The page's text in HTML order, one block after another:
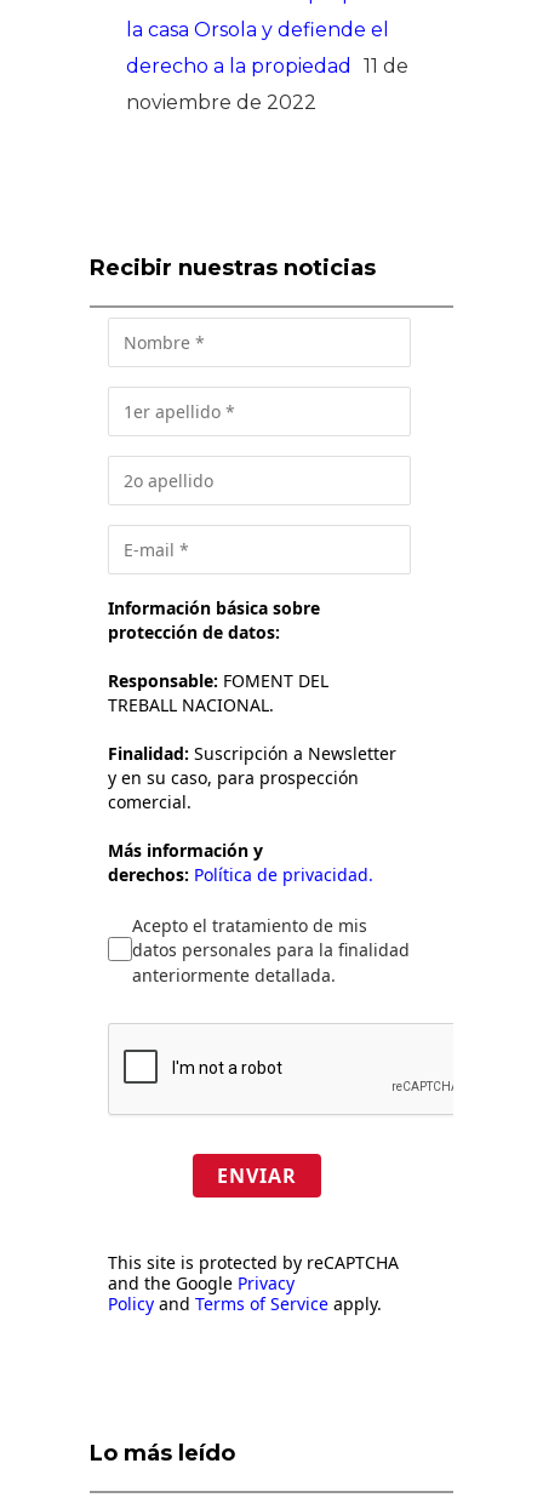
la casa Orsola y defiende el
derecho a la propiedad
11 de
noviembre de 2022
Recibir nuestras noticias
Información básica sobre
protección de datos:
Responsable: FOMENT DEL
TREBALL NACIONAL.
Finalidad: Suscripción a Newsletter
y en su caso, para prospección
comercial.
Más información y
derechos: Política de privacidad.
Acepto el tratamiento de mis
datos personales para la finalidad
anteriormente detallada.
ENVIAR
This site is protected by reCAPTCHA
and the Google Privacy
Policy and Terms of Service apply.
Lo más leído